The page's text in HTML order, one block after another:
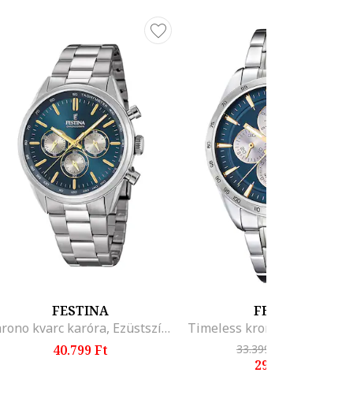
FESTINA
Chrono kvarc karóra, Ezüstszín/Olajkék
40.799 Ft
FESTINA
33.399 Ft
29.899 Ft